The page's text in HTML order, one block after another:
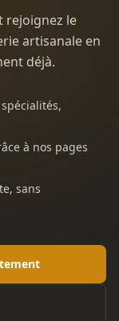
rejoignez le
artisanale en
déjà.
à nos pages
sans